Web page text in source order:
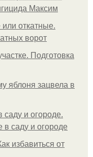
Максим
откатные.
ворот
Подготовка
яблоня зацвела в
саду и огороде.
в саду и огороде
избавиться от